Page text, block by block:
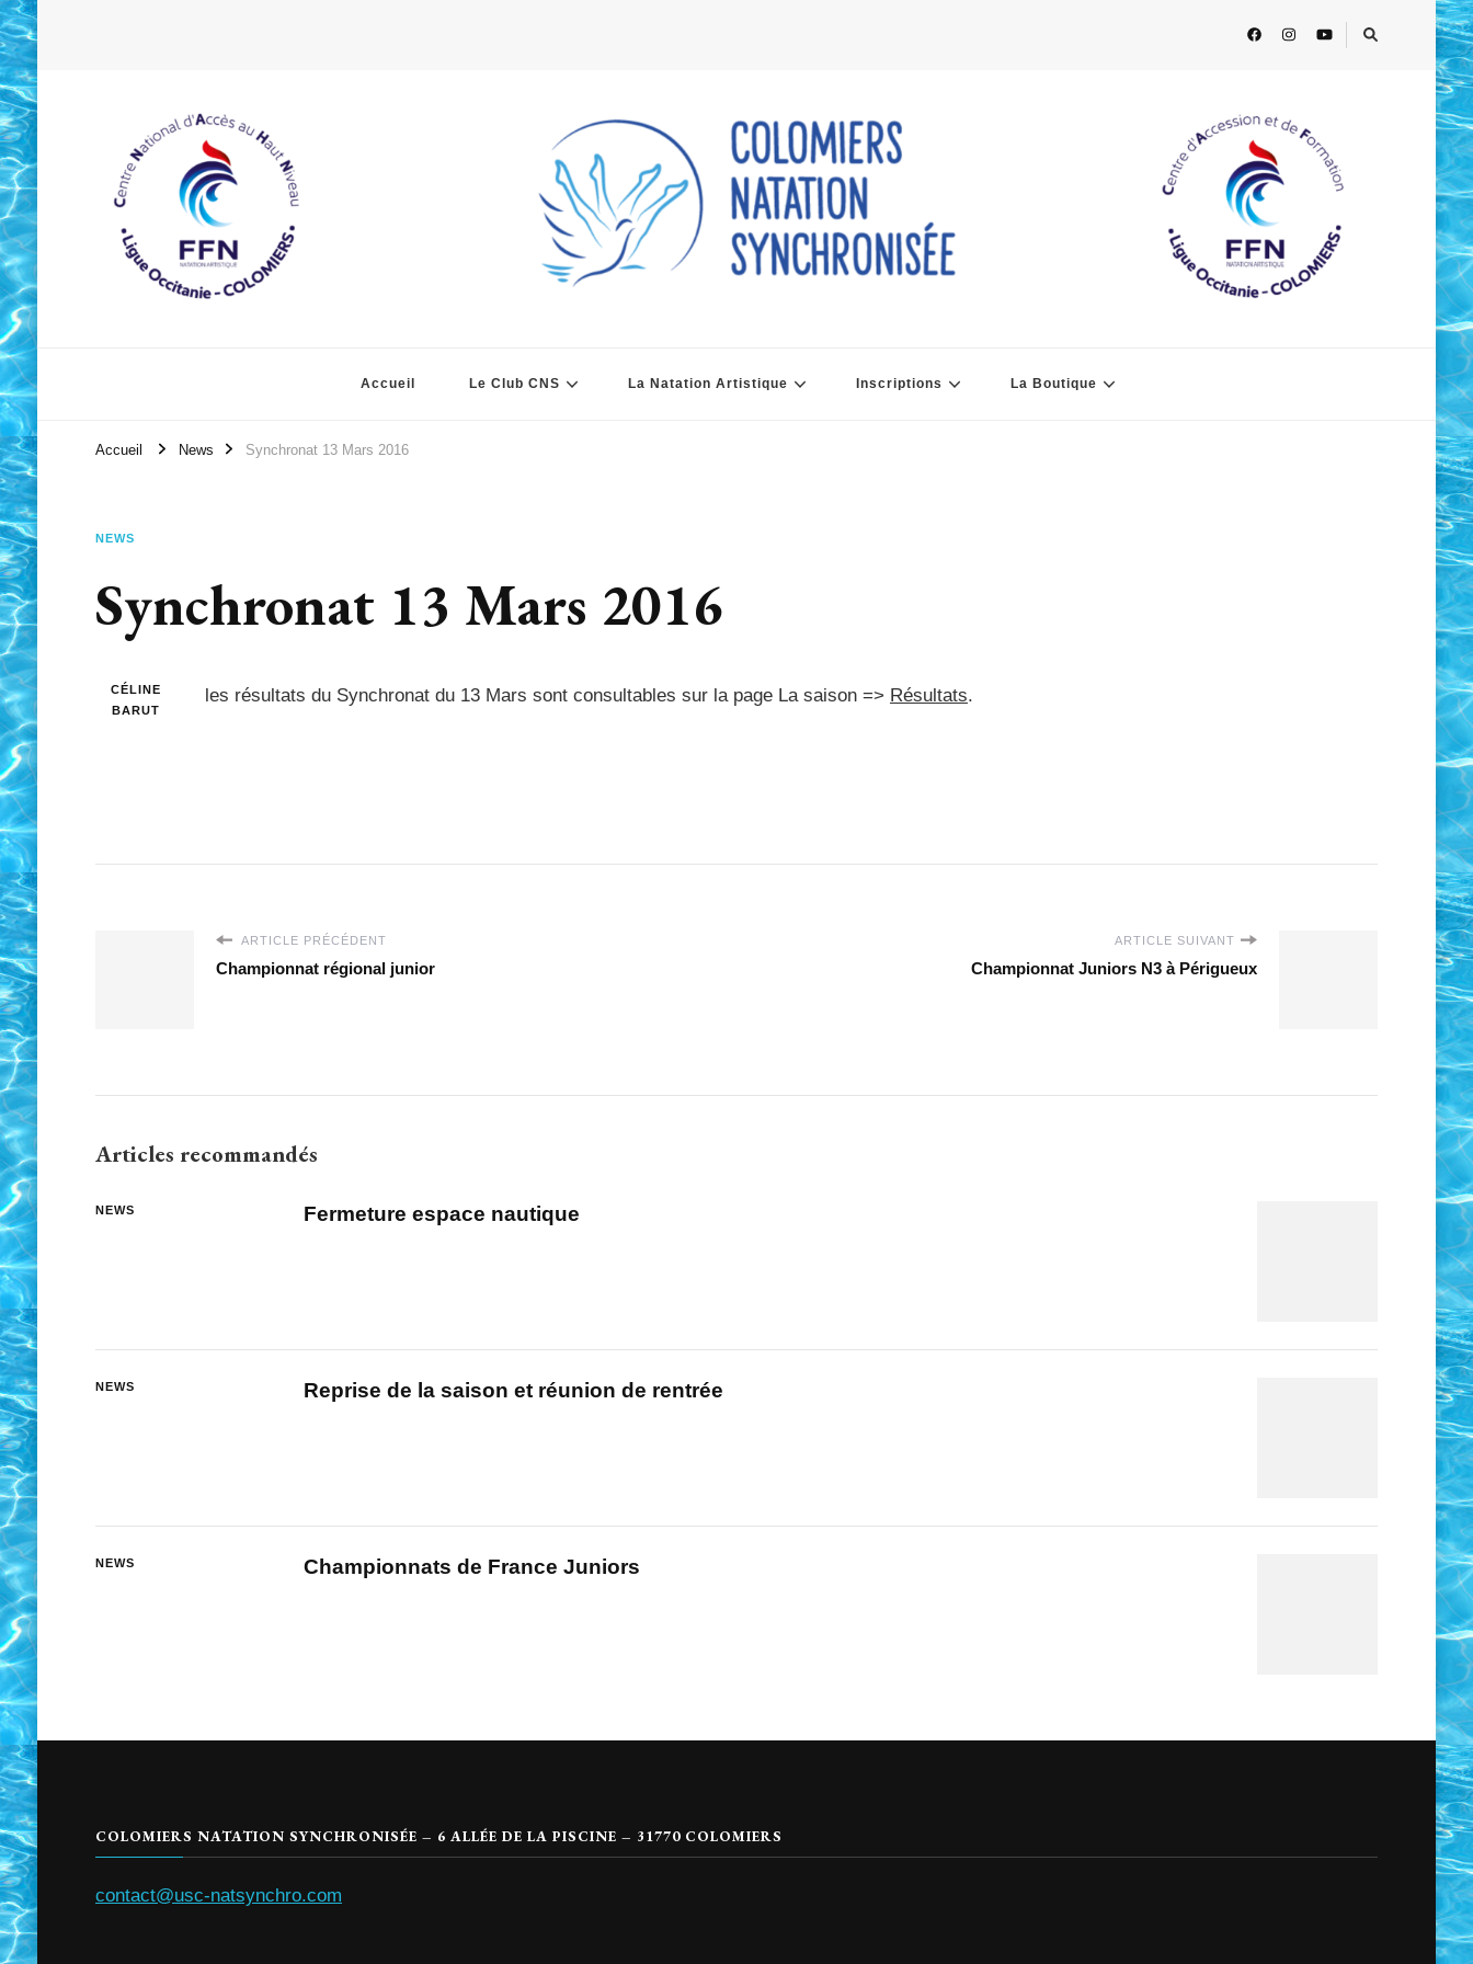
Accueil Le Club CNS La Natation Artistique Inscriptions La Boutique
Accueil News Synchronat 13 Mars 2016
NEWS
Synchronat 13 Mars 2016
CÉLINE
BARUT
les résultats du Synchronat du 13 Mars sont consultables sur la page La saison => Résultats.
ARTICLE PRÉCÉDENT
Championnat régional junior
ARTICLE SUIVANT
Championnat Juniors N3 à Périgueux
Articles recommandés
NEWS Fermeture espace nautique
NEWS Reprise de la saison et réunion de rentrée
NEWS Championnats de France Juniors
COLOMIERS NATATION SYNCHRONISÉE – 6 ALLÉE DE LA PISCINE – 31770 COLOMIERS
contact@usc-natsynchro.com